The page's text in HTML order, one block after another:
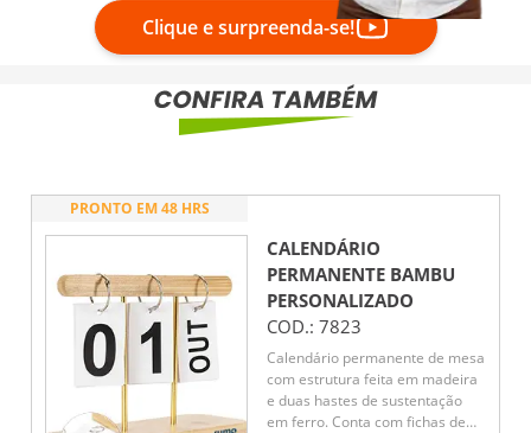
Clique e surpreenda-se!
PRONTO EM 48 HRS
CALENDÁRIO
PERMANENTE BAMBU
PERSONALIZADO
COD.: 7823
Calendário permanente de mesa
com estrutura feita em madeira
e duas hastes de sustentação
em ferro. Conta com fichas de